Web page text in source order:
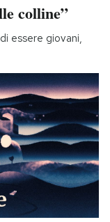
colline”
essere giovani,